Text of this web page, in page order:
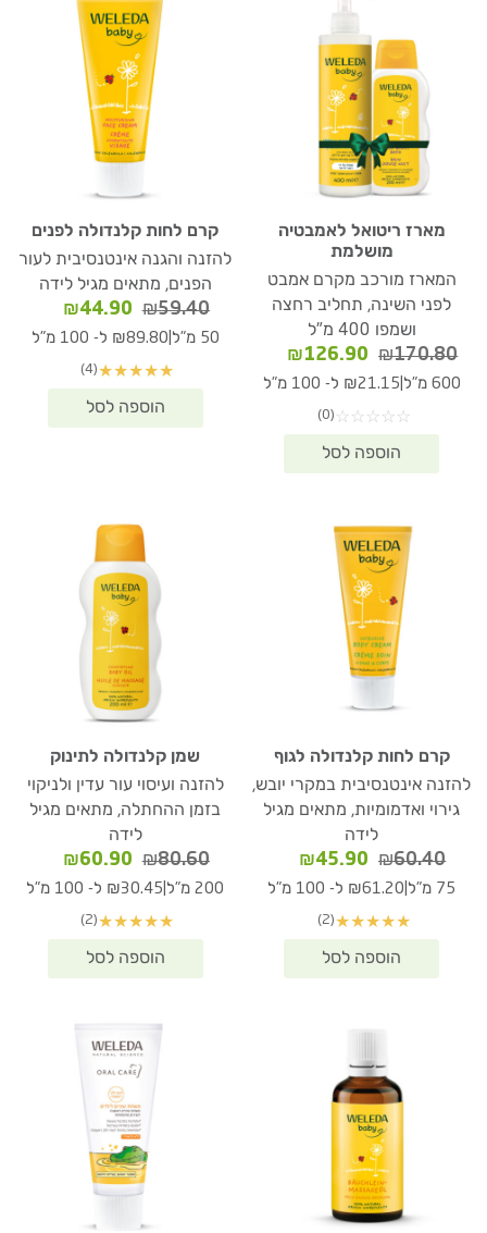
מארז ריטואל לאמבטיה
מושלמת
המארז מורכב מקרם אמבט
לפני השינה, תחליב רחצה
ושמפו 400 מ"ל
₪170.80
המחיר
המקורי
₪170.80.
₪126.90
המחיר
הנוכחי
600 מ"ל ₪21.15 ל- 100 מ"ל
☆
☆
☆
☆
☆
(0)
קרם לחות קלנדולה לפנים
להזנה והגנה אינטנסיבית לעור
הפנים, מתאים מגיל לידה
₪59.40
המחיר
המקורי
₪59.40.
₪44.90
הנוכחי
50 מ"ל ₪89.80 ל- 100 מ"ל
★
★
★
★
★
(4)
קרם לחות קלנדולה לגוף
להזנה אינטנסיבית במקרי יובש,
גירוי ואדמומיות, מתאים מגיל
לידה
₪60.40
המחיר
המקורי
₪60.40.
₪45.90
המחיר
הנוכחי
75 מ"ל ₪61.20 ל- 100 מ"ל
★
★
★
★
★
(2)
שמן קלנדולה לתינוק
להזנה ועיסוי עור עדין ולניקוי
בזמן ההחתלה, מתאים מגיל
לידה
₪80.60
המחיר
המקורי
₪80.60.
₪60.90
הנוכחי
200 מ"ל ₪30.45 ל- 100 מ"ל
★
★
★
★
★
(2)